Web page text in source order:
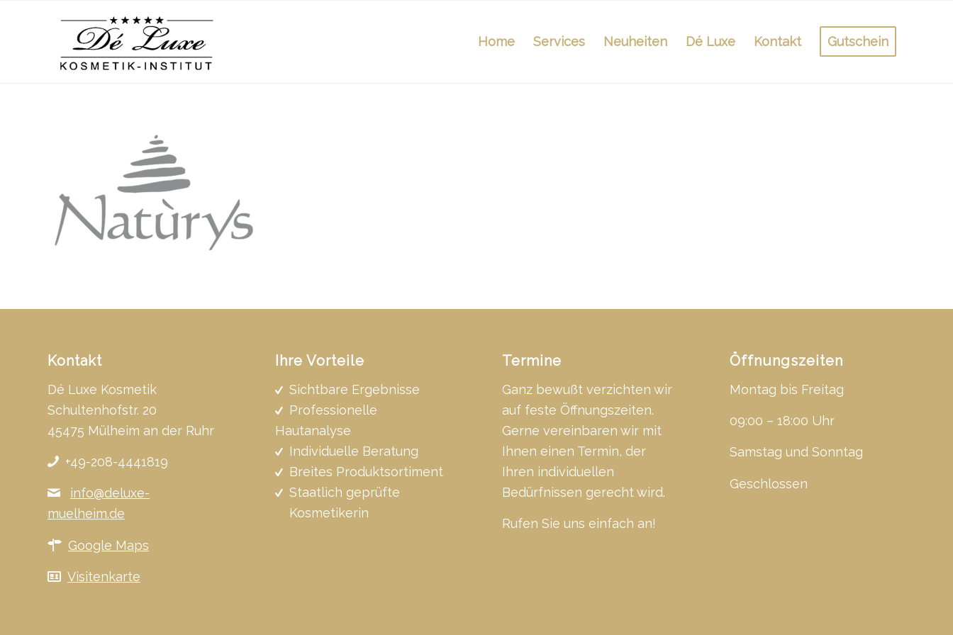
Home Services Neuheiten Dé Luxe Kontakt Gutschein
Kontakt
Dé Luxe Kosmetik
Schultenhofstr. 20
45475 Mülheim an der Ruhr
+49-208-4441819
info@deluxe-
muelheim.de
Google Maps
Visitenkarte
Ihre Vorteile
Sichtbare Ergebnisse
Professionelle
Hautanalyse
Individuelle Beratung
Breites Produktsortiment
Staatlich geprüfte
Kosmetikerin
Termine
Ganz bewußt verzichten wir
auf feste Öffnungszeiten.
Gerne vereinbaren wir mit
Ihnen einen Termin, der
Ihren individuellen
Bedürfnissen gerecht wird.
Rufen Sie uns einfach an!
Öffnungszeiten
Montag bis Freitag
09:00 – 18:00 Uhr
Samstag und Sonntag
Geschlossen